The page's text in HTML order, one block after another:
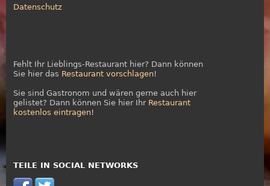
Datenschutz
Fehlt Ihr Lieblings-Restaurant hier? Dann können
Sie hier das Restaurant vorschlagen!
Sie sind Gastronom und wären gerne auch hier
gelistet? Dann können Sie hier Ihr Restaurant
kostenlos eintragen!
TEILE IN SOCIAL NETWORKS